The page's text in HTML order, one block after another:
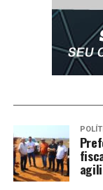
Rodrigo
Negão
Técnico:
Esportes
RELATED TOPICS:
DESTAQUE
VAGA